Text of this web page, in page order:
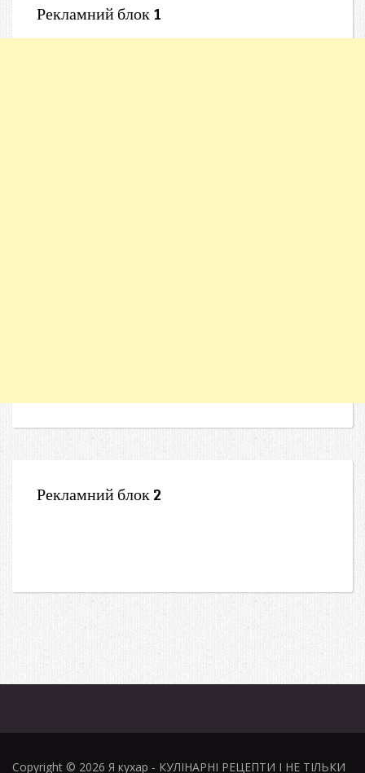
Рекламний блок 1
Рекламний блок 2
Copyright © 2026 Я кухар - КУЛІНАРНІ РЕЦЕПТИ І НЕ ТІЛЬКИ